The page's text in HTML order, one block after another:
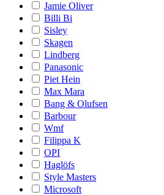
Jamie Oliver
Billi Bi
Sisley
Skagen
Lindberg
Panasonic
Piet Hein
Max Mara
Bang & Olufsen
Barbour
Wmf
Filippa K
OPI
Haglöfs
Style Masters
Microsoft